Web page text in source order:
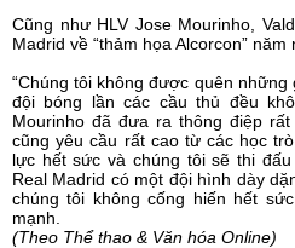
Cũng như HLV Jose Mourinho,
Madrid về “thảm họa Alcorcon”
“Chúng tôi không được quên
đội bóng lần các cầu thủ đều
Mourinho đã đưa ra thông điệp
cũng yêu cầu rất cao từ các học
lực hết sức và chúng tôi sẽ thi
Real Madrid có một đội hình dày
chúng tôi không cống hiến hết
mạnh.
(Theo Thể thao & Văn hóa Online)